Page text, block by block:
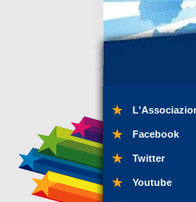
Facebook
Twitter
Youtube